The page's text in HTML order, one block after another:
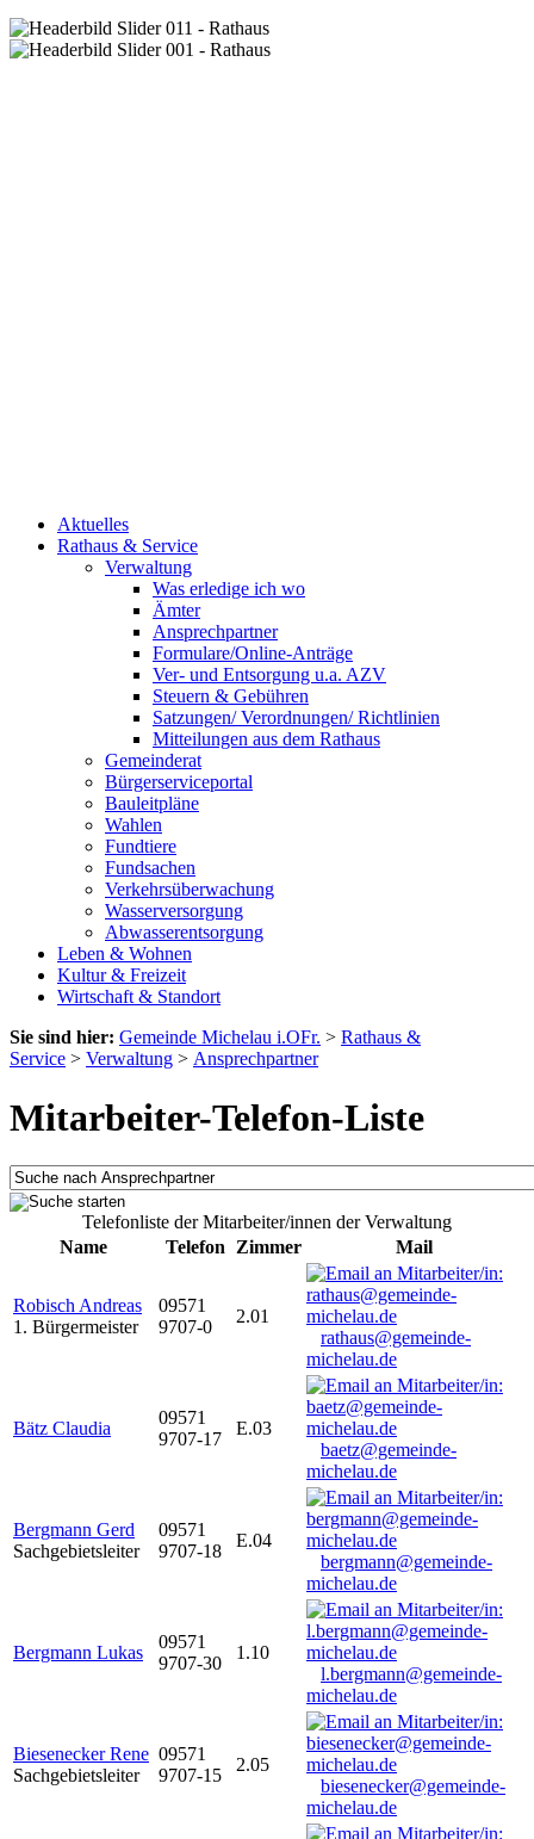
Aktuelles
Rathaus & Service
Verwaltung
Was erledige ich wo
Ämter
Ansprechpartner
Formulare/Online-Anträge
Ver- und Entsorgung u.a. AZV
Steuern & Gebühren
Satzungen/ Verordnungen/ Richtlinien
Mitteilungen aus dem Rathaus
Gemeinderat
Bürgerserviceportal
Bauleitpläne
Wahlen
Fundtiere
Fundsachen
Verkehrsüberwachung
Wasserversorgung
Abwasserentsorgung
Leben & Wohnen
Kultur & Freizeit
Wirtschaft & Standort
Sie sind hier: Gemeinde Michelau i.OFr. > Rathaus &
Service > Verwaltung > Ansprechpartner
Mitarbeiter-Telefon-Liste
Telefonliste der Mitarbeiter/innen der Verwaltung
Name
Telefon Zimmer Mail
Robisch Andreas
1. Bürgermeister
09571
9707-0
2.01
rathaus@gemeinde-
michelau.de
Bätz Claudia
09571
9707-17
E.03
baetz@gemeinde-
michelau.de
Bergmann Gerd
Sachgebietsleiter
09571
9707-18
E.04
bergmann@gemeinde-
michelau.de
Bergmann Lukas
09571
9707-30
1.10
l.bergmann@gemeinde-
michelau.de
Biesenecker Rene
Sachgebietsleiter
09571
9707-15
2.05
biesenecker@gemeinde-
michelau.de